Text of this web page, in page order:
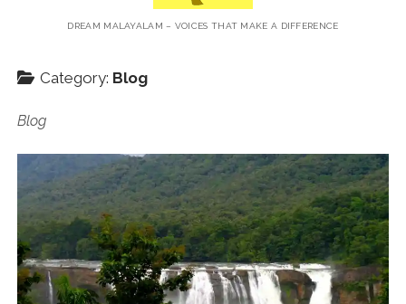
TERMS OF USE
TRAVEL
DREAM MALAYALAM – VOICES THAT MAKE A DIFFERENCE
Category: Blog
Blog